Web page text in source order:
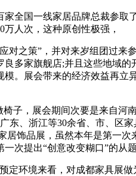
国一线家居品牌总裁参取
人次，这种原创性极强，
之策”，并对来岁组团过来
家旗舰店;并且这些地域的
。展会带来的经济效益再
，展会期间次要是来自河
、浙江等30余省、市、区
饰品展，虽然本年是第一
次提出“创意改变糊口”的从
环境来看，对成都家具展做